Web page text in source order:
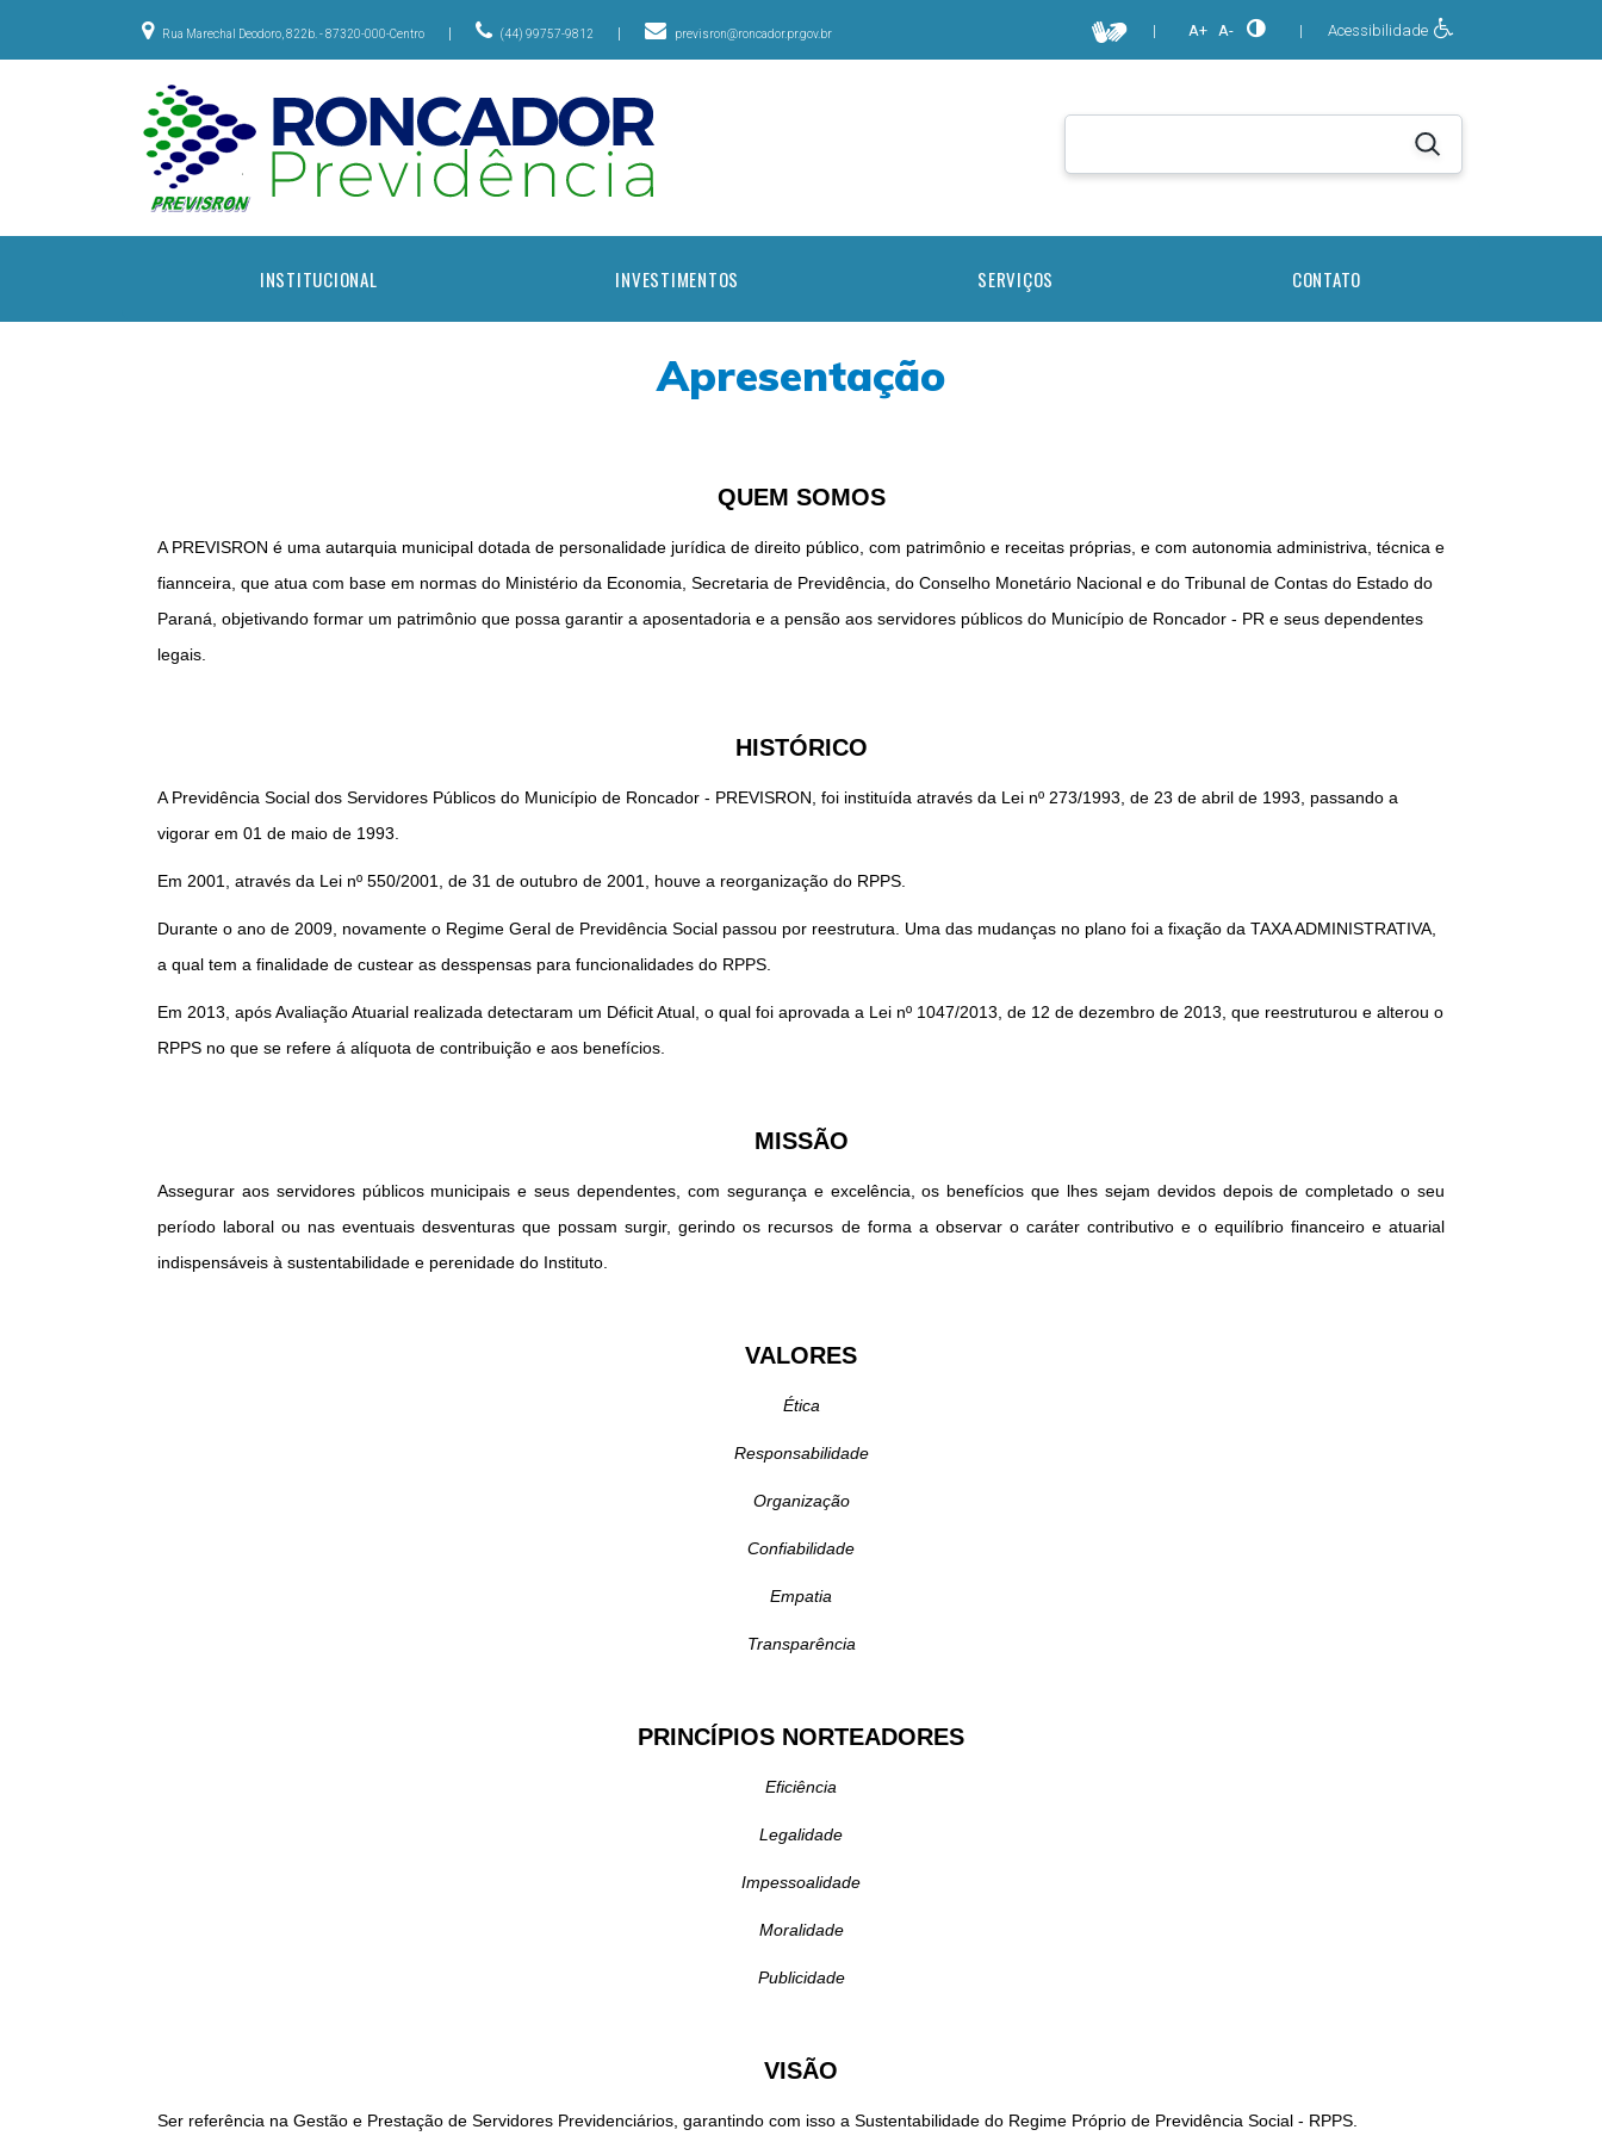
Rua Marechal Deodoro, 822b. - 87320-000-Centro | (44) 99757-9812 | previsron@roncador.pr.gov.br | A+ A- | Acessibilidade
INSTITUCIONAL INVESTIMENTOS SERVIÇOS CONTATO
Apresentação
QUEM SOMOS
A PREVISRON é uma autarquia municipal dotada de personalidade jurídica de direito público, com patrimônio e receitas próprias, e com autonomia administriva, técnica e
fiannceira, que atua com base em normas do Ministério da Economia, Secretaria de Previdência, do Conselho Monetário Nacional e do Tribunal de Contas do Estado do
Paraná, objetivando formar um patrimônio que possa garantir a aposentadoria e a pensão aos servidores públicos do Município de Roncador - PR e seus dependentes
legais.
HISTÓRICO
A Previdência Social dos Servidores Públicos do Município de Roncador - PREVISRON, foi instituída através da Lei nº 273/1993, de 23 de abril de 1993, passando a
vigorar em 01 de maio de 1993.
Em 2001, através da Lei nº 550/2001, de 31 de outubro de 2001, houve a reorganização do RPPS.
Durante o ano de 2009, novamente o Regime Geral de Previdência Social passou por reestrutura. Uma das mudanças no plano foi a fixação da TAXA ADMINISTRATIVA,
a qual tem a finalidade de custear as desspensas para funcionalidades do RPPS.
Em 2013, após Avaliação Atuarial realizada detectaram um Déficit Atual, o qual foi aprovada a Lei nº 1047/2013, de 12 de dezembro de 2013, que reestruturou e alterou o
RPPS no que se refere á alíquota de contribuição e aos benefícios.
MISSÃO
Assegurar aos servidores públicos municipais e seus dependentes, com segurança e excelência, os benefícios que lhes sejam devidos depois de completado o seu
período laboral ou nas eventuais desventuras que possam surgir, gerindo os recursos de forma a observar o caráter contributivo e o equilíbrio financeiro e atuarial
indispensáveis à sustentabilidade e perenidade do Instituto.
VALORES
Ética
Responsabilidade
Organização
Confiabilidade
Empatia
Transparência
PRINCÍPIOS NORTEADORES
Eficiência
Legalidade
Impessoalidade
Moralidade
Publicidade
VISÃO
Ser referência na Gestão e Prestação de Servidores Previdenciários, garantindo com isso a Sustentabilidade do Regime Próprio de Previdência Social - RPPS.